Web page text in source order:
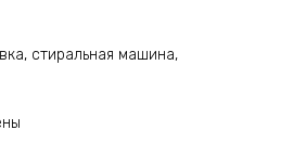
стиральная машина,